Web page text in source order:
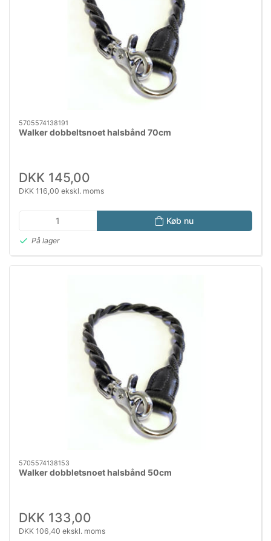
5705574138191
Walker dobbeltsnoet halsbånd 70cm
DKK 145,00
DKK 116,00 ekskl. moms
Køb nu
På lager
5705574138153
Walker dobbletsnoet halsbånd 50cm
DKK 133,00
DKK 106,40 ekskl. moms